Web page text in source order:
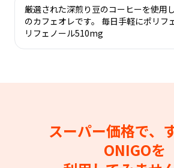
厳選された深煎り豆のコーヒーを使用
のカフェオレです。 毎日手軽にポリフ
リフェノール510mg
スーパー価格で、
ONIGOを